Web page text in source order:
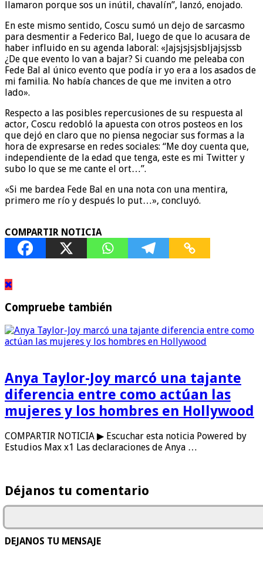
llamaron porque sos un inútil, chavalín”, lanzó, enojado.
En este mismo sentido, Coscu sumó un dejo de sarcasmo
para desmentir a Federico Bal, luego de que lo acusara de
haber influido en su agenda laboral: «Jajsjsjsjsbljajsjssb
¿De que evento lo van a bajar? Si cuando me peleaba con
Fede Bal al único evento que podía ir yo era a los asados de
mi familia. No había chances de que me inviten a otro
lado».
Respecto a las posibles repercusiones de su respuesta al
actor, Coscu redobló la apuesta con otros posteos en los
que dejó en claro que no piensa negociar sus formas a la
hora de expresarse en redes sociales: “Me doy cuenta que,
independiente de la edad que tenga, este es mi Twitter y
subo lo que se me cante el ort…”.
«Si me bardea Fede Bal en una nota con una mentira,
primero me río y después lo put…», concluyó.
COMPARTIR NOTICIA
Compruebe también
Anya Taylor-Joy marcó una tajante
diferencia entre como actúan las
mujeres y los hombres en Hollywood
COMPARTIR NOTICIA ▶ Escuchar esta noticia Powered by
Estudios Max x1 Las declaraciones de Anya …
Déjanos tu comentario
DEJANOS TU MENSAJE